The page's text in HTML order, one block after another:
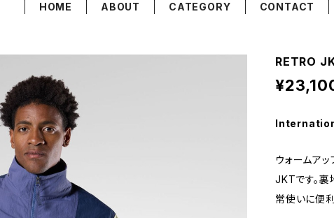
HOME ABOUT CATEGORY CONTACT
RETRO
ウォームア
JKTです。裏
常使いに便